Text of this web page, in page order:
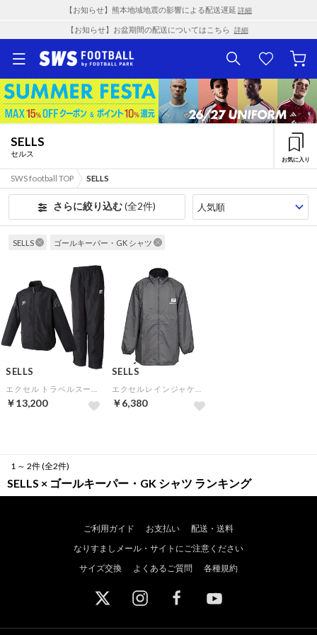
【お知らせ】熊本地域地震の影響による配送遅延 詳細
【お知らせ】お盆期間の配送についてはこちら 詳細
SELLS
セルス
お気に入り
SWS football TOP SELLS
さらに絞り込む(全2件)
SELLS ゴールキーパー・GK シャツ
SELLS
￥13,200
SELLS
￥6,380
1 ～ 2件 (全2件)
SELLS × ゴールキーパー・GK シャツ ランキング
ご利用ガイド お支払い
配送・送料
なりすましメール・サイトにご注意ください
サイズ交換
よくあるご質問 各種規約